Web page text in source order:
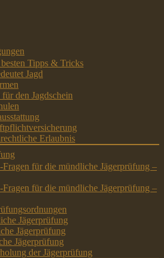
Tipps & Tricks
Jagd
den Jagdschein
Erlaubnis
Fragen für die mündliche Jägerprüfung –
Fragen für die mündliche Jägerprüfung –
Jägerprüfung
Jägerprüfung
Jägerprüfung
der Jägerprüfung